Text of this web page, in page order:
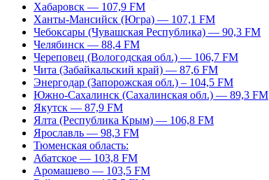
Хабаровск — 107,9 FM
Ханты-Мансийск (Югра) — 107,1 FM
Чебоксары (Чувашская Республика) — 90,3 FM
Челябинск — 88,4 FM
Череповец (Вологодская обл.) — 106,7 FM
Чита (Забайкальский край) — 87,6 FM
Энергодар (Запорожская обл.) – 104,5 FM
Южно-Сахалинск (Сахалинская обл.) — 89,3 FM
Якутск — 87,9 FM
Ялта (Республика Крым) — 106,8 FM
Ярославль — 98,3 FM
Тюменская область:
Абатское — 103,8 FM
Аромашево — 103,5 FM